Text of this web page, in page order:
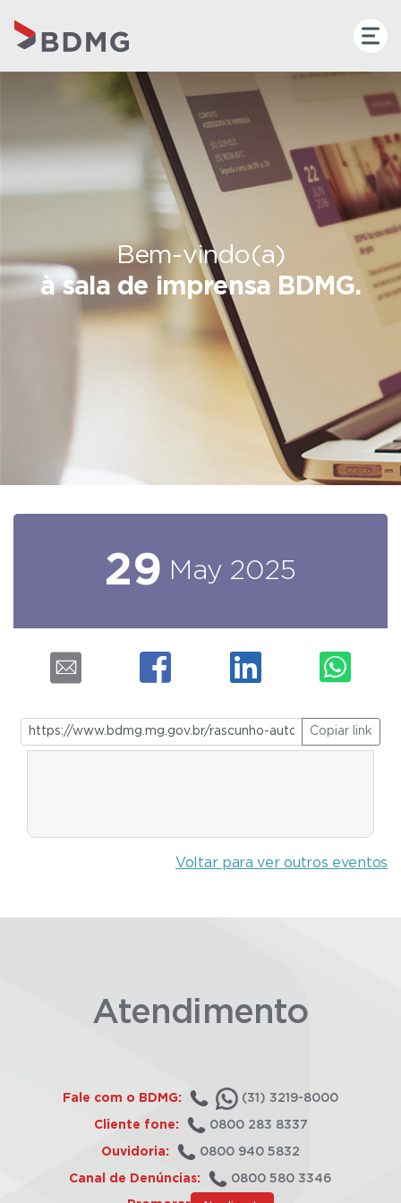
Bem-vindo(a)
à sala de imprensa BDMG.
29 May 2025
Copiar link
Voltar para ver outros eventos
Atendimento
Fale com o BDMG: (31) 3219-8000
Cliente fone: 0800 283 8337
Ouvidoria: 0800 940 5832
Canal de Denúncias: 0800 580 3346